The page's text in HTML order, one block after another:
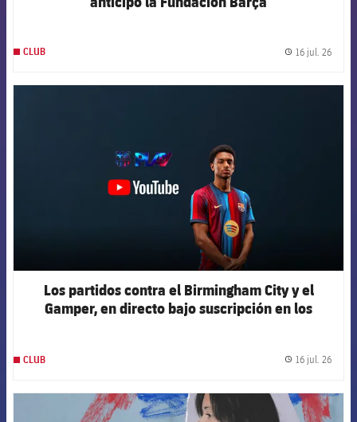
CLUB 16 jul. 26
Los partidos contra el Birmingham City y el
Gamper, en directo bajo suscripción en los
CLUB 16 jul. 26
FCB Barcelona badge